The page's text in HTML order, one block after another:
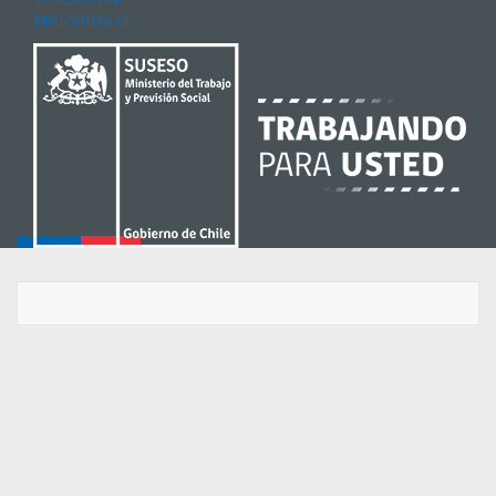
pagar al trabajador las remuneraciones y demás
consignadas en el contrato de trabajo durante el
comprendido entre la fecha del despido y la fecha
o entrega de la referida comunicación al
será exigible esta obligación del empleador
monto adeudado por concepto de imposiciones
exceda de la cantidad menor entre el 10% del
deuda previsional o 2 unidades tributarias
del plazo de 15 días hábiles contado desde la
MiLicencia.cl